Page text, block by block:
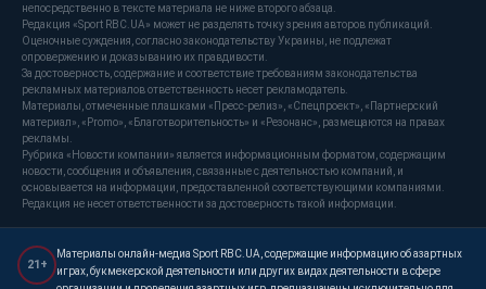
непосредственно в тексте материала не ниже второго абзаца.
Редакция «Sport RBC.UA» может не разделять точку зрения авторов публикаций.
Оценочные суждения, согласно законодательству Украины, не подлежат
опровержению и доказыванию их правдивости.
За достоверность, содержание и соответствие требованиям законодательства
рекламных материалов ответственность несет рекламодатель.
Материалы, отмеченные плашками «Пресс-релиз», «Спецпроект», «Партнерский
материал», «Promo», «Благотворительность» и «Резонанс», размещаются на правах
рекламы.
Рубрика «Новости компании» является информационным форматом, содержащим
новости, сообщения и объявления, связанные с деятельностью компаний, и
основывается на информации, предоставленной соответствующими компаниями.
Редакция не несет ответственности за достоверность такой информации.
21+
Материалы онлайн-медиа Sport RBC.UA, содержащие информацию об азартных
играх, букмекерской деятельности или других видах деятельности в сфере